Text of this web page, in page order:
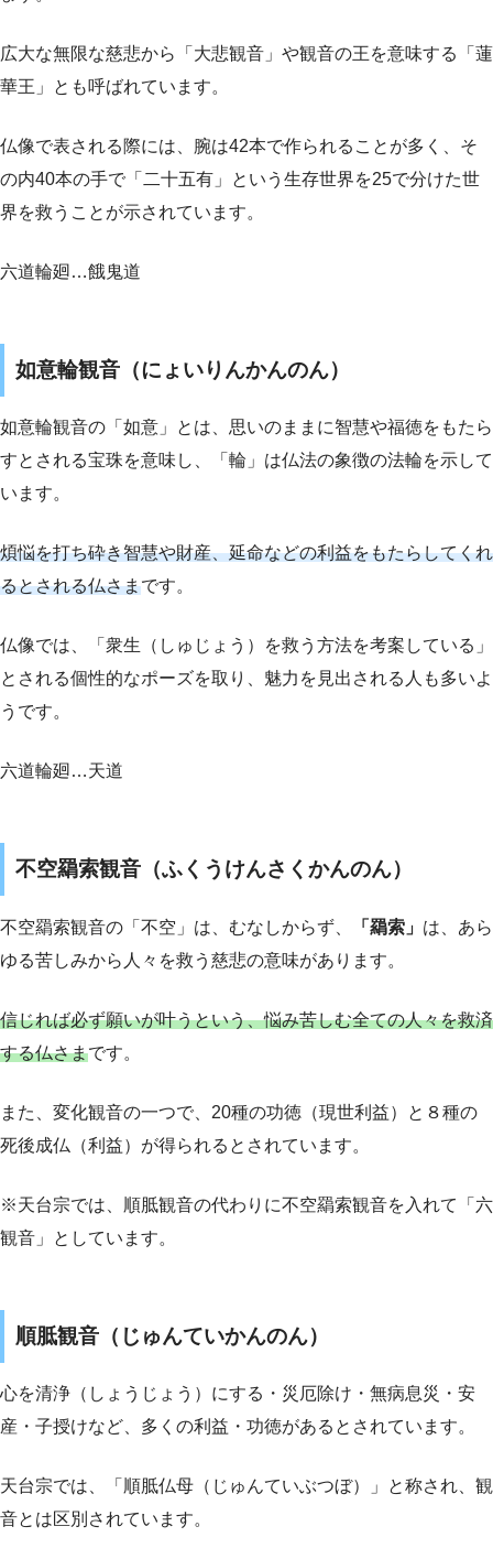
広大な無限な慈悲から「大悲観音」や観音の王を意味する「蓮
華王」とも呼ばれています。
仏像で表される際には、腕は42本で作られることが多く、そ
の内40本の手で「二十五有」という生存世界を25で分けた世
界を救うことが示されています。
六道輪廻…餓鬼道
如意輪観音（にょいりんかんのん）
如意輪観音の「如意」とは、思いのままに智慧や福徳をもたら
すとされる宝珠を意味し、「輪」は仏法の象徴の法輪を示して
います。
煩悩を打ち砕き智慧や財産、延命などの利益をもたらしてくれ
るとされる仏さまです。
仏像では、「衆生（しゅじょう）を救う方法を考案している」
とされる個性的なポーズを取り、魅力を見出される人も多いよ
うです。
六道輪廻…天道
不空羂索観音（ふくうけんさくかんのん）
不空羂索観音の「不空」は、むなしからず、 「羂索」 は、あら
ゆる苦しみから人々を救う慈悲の意味があります。
信じれば必ず願いが叶うという、悩み苦しむ全ての人々を救済
する仏さまです。
また、変化観音の一つで、20種の功徳（現世利益）と８種の
死後成仏（利益）が得られるとされています。
※天台宗では、順胝観音の代わりに不空羂索観音を入れて「六
観音」としています。
順胝観音（じゅんていかんのん）
心を清浄（しょうじょう）にする・災厄除け・無病息災・安
産・子授けなど、多くの利益・功徳があるとされています。
天台宗では、「順胝仏母（じゅんていぶつぼ）」と称され、観
音とは区別されています。